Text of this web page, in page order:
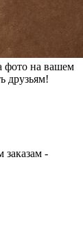
фото на вашем
друзьям!
-